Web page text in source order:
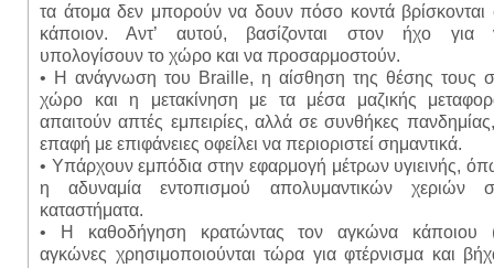
τα άτομα δεν μπορούν να δουν πόσο κοντά βρίσκονται
κάποιον. Αντ’ αυτού, βασίζονται στον ήχο για
υπολογίσουν το χώρο και να προσαρμοστούν.
• Η ανάγνωση του Braille, η αίσθηση της θέσης τους
χώρο και η μετακίνηση με τα μέσα μαζικής
απαιτούν απτές εμπειρίες, αλλά σε συνθήκες
επαφή με επιφάνειες οφείλει να περιοριστεί σημαντικά.
• Υπάρχουν εμπόδια στην εφαρμογή μέτρων υγιεινής,
η αδυναμία εντοπισμού απολυμαντικών χεριών
καταστήματα.
• Η καθοδήγηση κρατώντας τον αγκώνα κάποιου
αγκώνες χρησιμοποιούνται τώρα για φτέρνισμα και